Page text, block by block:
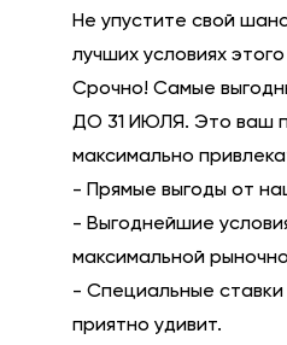
Не упустите свой
лучших условиях
Срочно! Самые
ДО 31 ИЮЛЯ. Это ваш
максимально
- Прямые выгоды от
- Выгоднейшие
максимальной
- Специальные
приятно удивит.